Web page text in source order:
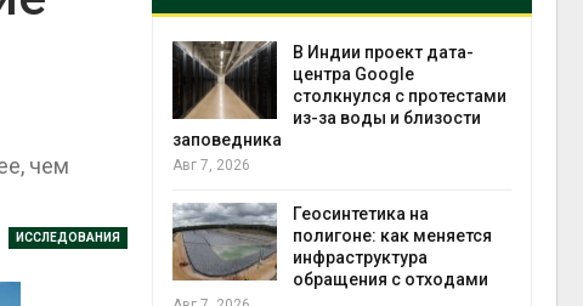
чем
ИССЛЕДОВАНИЯ
В Индии проект дата-
центра Google
столкнулся с протестами
из-за воды и близости
Авг 7, 2026
Геосинтетика на
полигоне: как меняется
инфраструктура
обращения с отходами
контейнерных
Авг 7, 2026